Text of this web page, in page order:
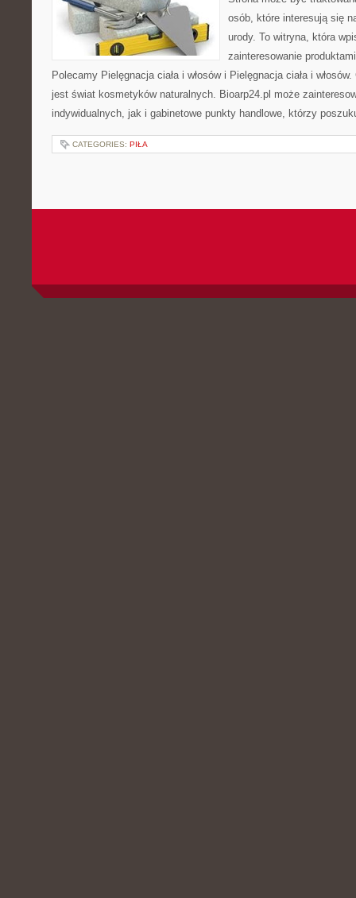
osób, które interesują się
urody. To witryna, która
zainteresowanie
Polecamy Pielęgnacja ciała i włosów i Pielęgnacja ciała i
jest świat kosmetyków naturalnych. Bioarp24.pl może
indywidualnych, jak i gabinetowe punkty handlowe, którzy
CATEGORIES: PIŁA